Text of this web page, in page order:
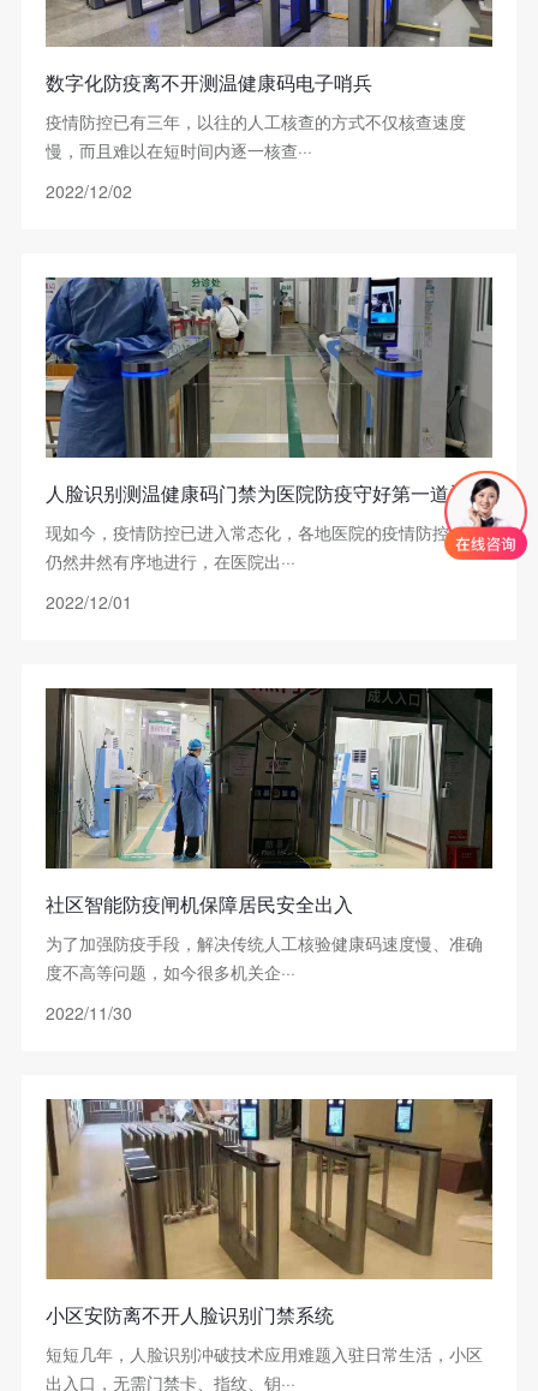
数字化防疫离不开测温健康码电子哨兵
疫情防控已有三年，以往的人工核查的方式不仅核查速度
慢，而且难以在短时间内逐一核查···
2022/12/02
人脸识别测温健康码门禁为医院防疫守好第一道门
现如今，疫情防控已进入常态化，各地医院的疫情防控工作
仍然井然有序地进行，在医院出···
2022/12/01
社区智能防疫闸机保障居民安全出入
为了加强防疫手段，解决传统人工核验健康码速度慢、准确
度不高等问题，如今很多机关企···
2022/11/30
小区安防离不开人脸识别门禁系统
短短几年，人脸识别冲破技术应用难题入驻日常生活，小区
出入口，无需门禁卡、指纹、钥···